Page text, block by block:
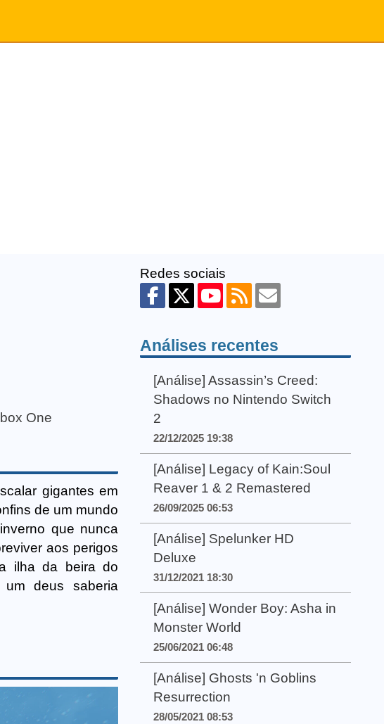
One
gigantes em
de um mundo
que nunca
aos perigos
ilha da beira do
deus saberia
Redes sociais
Análises recentes
[Análise] Assassin’s Creed:
Shadows no Nintendo Switch
2
22/12/2025 19:38
[Análise] Legacy of Kain:Soul
Reaver 1 & 2 Remastered
26/09/2025 06:53
[Análise] Spelunker HD
Deluxe
31/12/2021 18:30
[Análise] Wonder Boy: Asha in
Monster World
25/06/2021 06:48
[Análise] Ghosts 'n Goblins
Resurrection
28/05/2021 08:53